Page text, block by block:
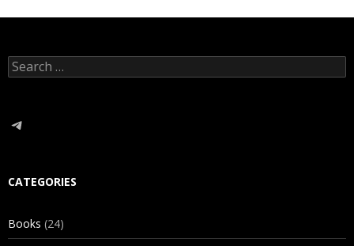
Search
for:
Telegram
CATEGORIES
Books (24)